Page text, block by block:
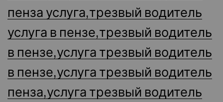
пенза услуга,трезвый водитель
услуга в пензе,трезвый водитель
в пензе,услуга трезвый водитель
в пензе,услуга трезвый водитель
пенза,услуга трезвый водитель